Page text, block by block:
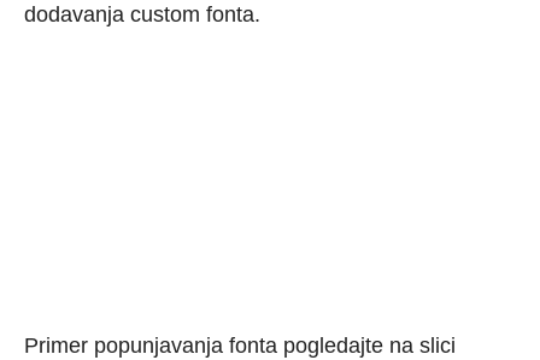
dodavanja custom fonta.
Primer popunjavanja fonta pogledajte na slici